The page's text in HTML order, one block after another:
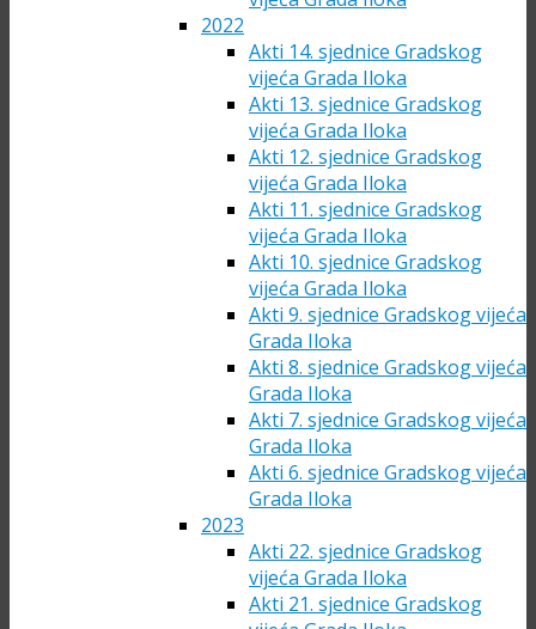
2022
Akti 14. sjednice Gradskog
vijeća Grada Iloka
Akti 13. sjednice Gradskog
vijeća Grada Iloka
Akti 12. sjednice Gradskog
vijeća Grada Iloka
Akti 11. sjednice Gradskog
vijeća Grada Iloka
Akti 10. sjednice Gradskog
vijeća Grada Iloka
Akti 9. sjednice Gradskog vijeća
Grada Iloka
Akti 8. sjednice Gradskog vijeća
Grada Iloka
Akti 7. sjednice Gradskog vijeća
Grada Iloka
Akti 6. sjednice Gradskog vijeća
Grada Iloka
2023
Akti 22. sjednice Gradskog
vijeća Grada Iloka
Akti 21. sjednice Gradskog